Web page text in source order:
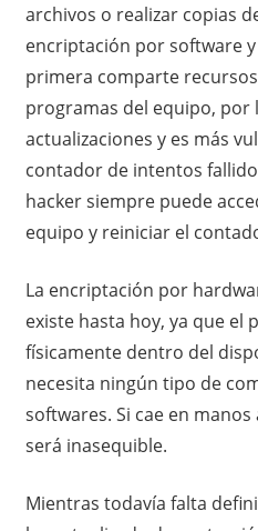
archivos o realizar copias
encriptación por software
primera comparte
programas del equipo,
actualizaciones y es más
contador de intentos
hacker siempre puede
equipo y reiniciar el
La encriptación por
existe hasta hoy, ya que el
físicamente dentro del
necesita ningún tipo de
softwares. Si cae en
será inasequible.
Mientras todavía falta